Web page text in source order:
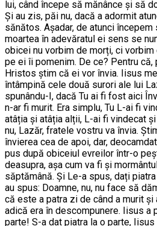
lui, când începe să mănânce și să
Și au zis, păi nu, dacă a adormit
sănătos. Așadar, de atunci
moartea în adevăratul ei sens se
obicei nu vorbim de morți, ci
pe ei îi pomenim. De ce? Pentru
Hristos știm că ei vor învia. Iisus
întâmpină cele două surori ale lui
spunându-I, dacă Tu ai fi fost aici
n-ar fi murit. Era simplu, Tu L-ai fi
atâția și atâția alții, L-ai fi vindecat
nu, Lazăr, fratele vostru va învia.
învierea cea de apoi, dar,
pus după obiceiul evreilor într-o
deasupra, așa cum va fi și
săptămână. Și Le-a spus, dați
au spus: Doamne, nu, nu face să
că este a patra zi de când a murit
adică era în descompunere. Iisus a
parte! S-a dat piatra la o parte,